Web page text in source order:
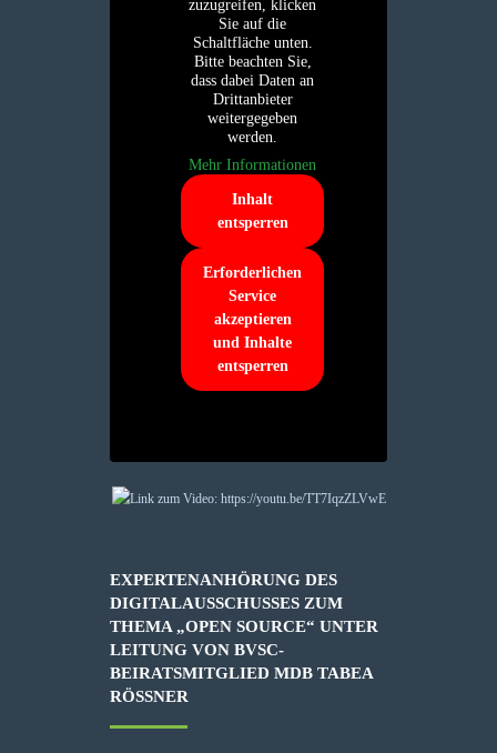
zuzugreifen, klicken
Sie auf die
Schaltfläche unten.
Bitte beachten Sie,
dass dabei Daten an
Drittanbieter
weitergegeben
werden.
Mehr Informationen
Inhalt
entsperren
Erforderlichen
Service
akzeptieren
und Inhalte
entsperren
EXPERTENANHÖRUNG DES
DIGITALAUSSCHUSSES ZUM
THEMA „OPEN SOURCE“ UNTER
LEITUNG VON BVSC-
BEIRATSMITGLIED MDB TABEA
RÖSSNER